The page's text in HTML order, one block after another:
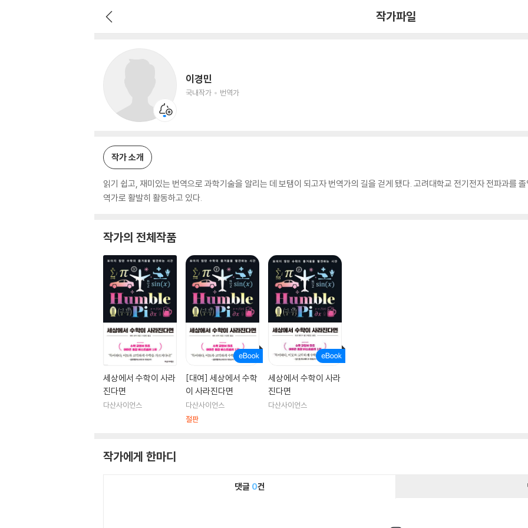
작가파일
이경민
국내작가 번역가
작가 소개
읽기 쉽고, 재미있는 번역으로 과학기술을 알리는 데 보탬이 되고자 번역가의 길을 걷게 됐다. 고려대학교 전기전자 전파과를
역가로 활발히 활동하고 있다.
작가의 전체작품
세상에서 수학이 사라
진다면
다산사이언스
[대여] 세상에서 수학
이 사라진다면
다산사이언스
절판
세상에서 수학이 사라
진다면
다산사이언스
작가에게 한마디
댓글 0건